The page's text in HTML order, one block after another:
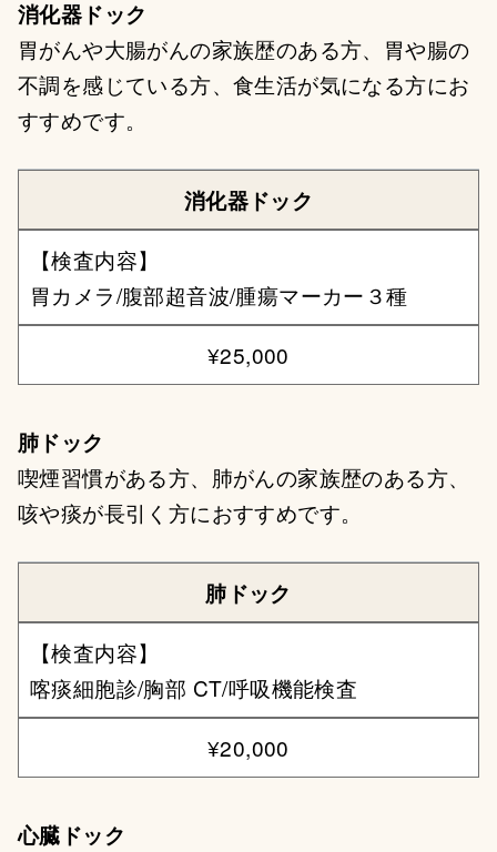
消化器ドック
胃がんや大腸がんの家族歴のある方、胃や腸の
不調を感じている方、食生活が気になる方にお
すすめです。
消化器ドック
【検査内容】
胃カメラ/腹部超音波/腫瘍マーカー３種
¥25,000
肺ドック
喫煙習慣がある方、肺がんの家族歴のある方、
咳や痰が長引く方におすすめです。
肺ドック
【検査内容】
喀痰細胞診/胸部 CT/呼吸機能検査
¥20,000
心臓ドック